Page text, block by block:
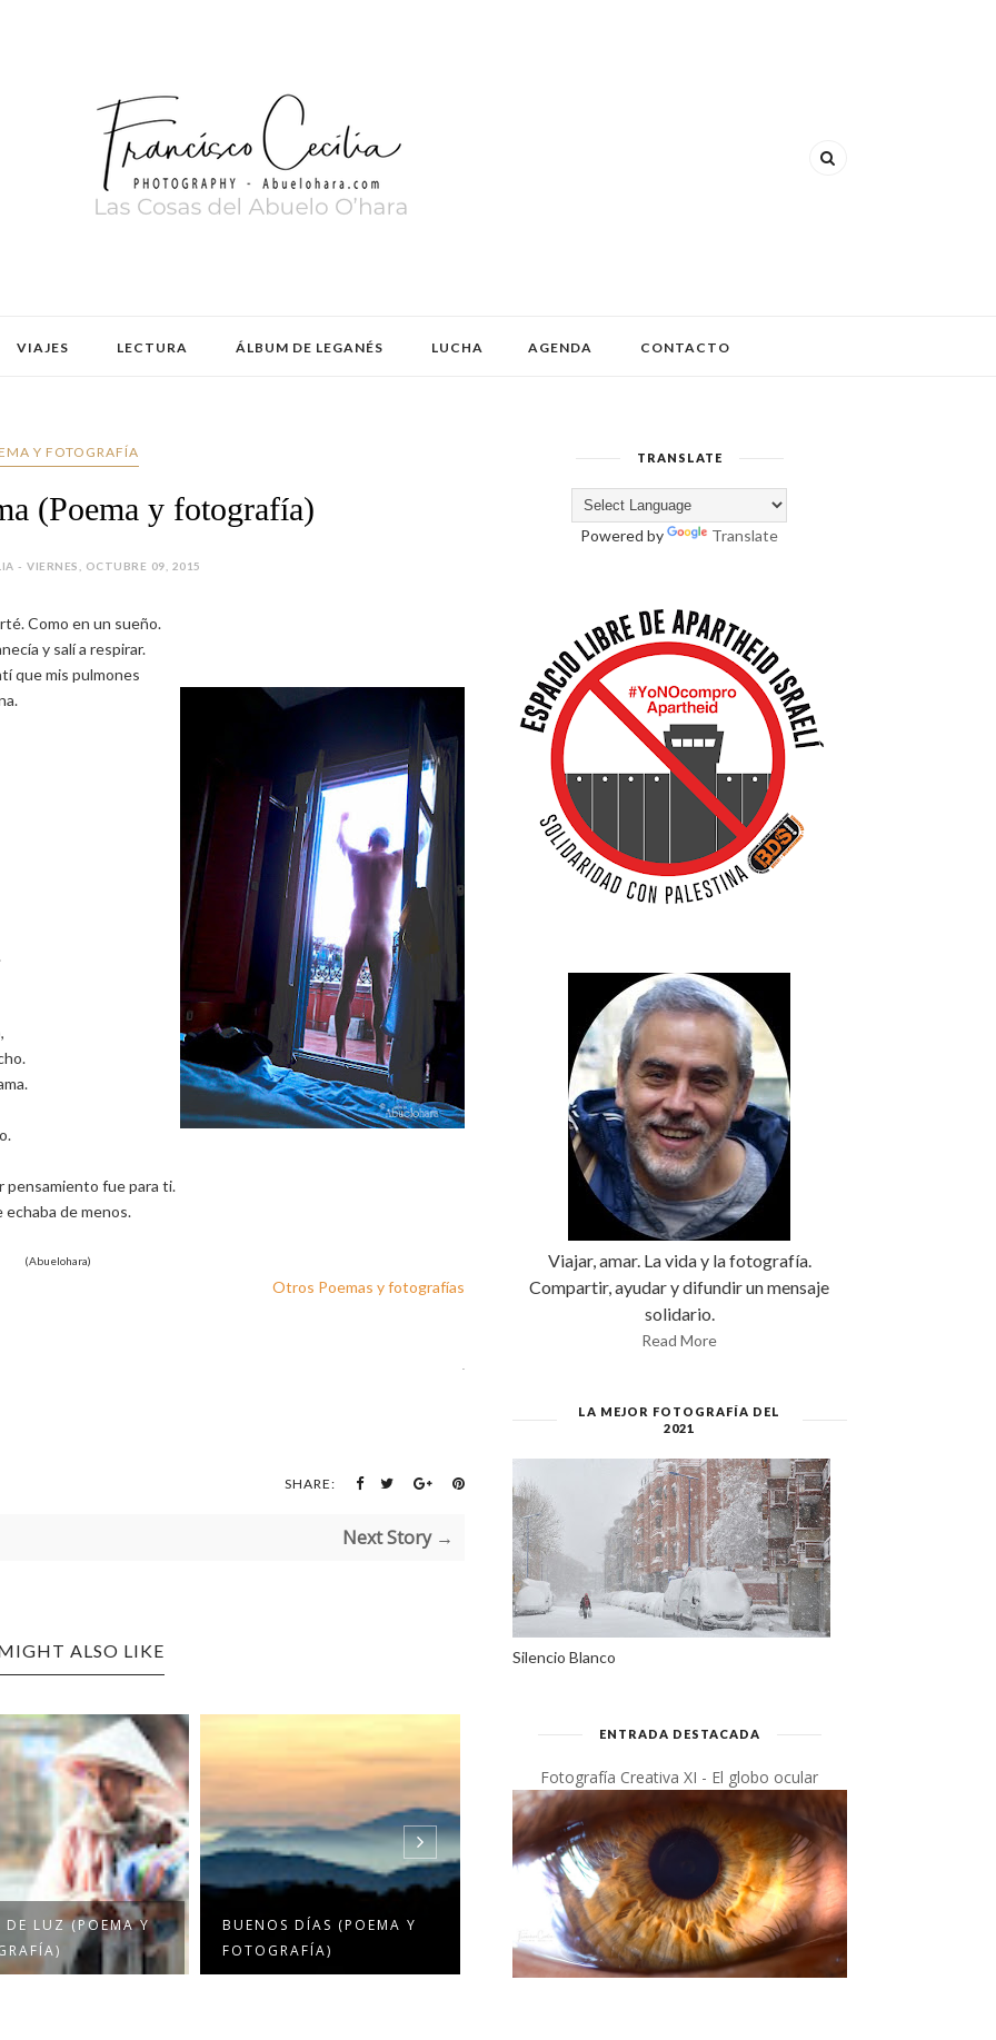
VIAJES LECTURA ÁLBUM DE LEGANÉS LUCHA AGENDA CONTACTO
Y FOTOGRAFÍA
(Poema y fotografía)
- VIERNES, OCTUBRE 09, 2015
Como en un sueño.
y salí a respirar.
que mis pulmones
pensamiento fue para ti.
echaba de menos.
(Abuelohara)
Otros Poemas y fotografías
SHARE:
Next Story →
ALSO LIKE
DE LUZ (POEMA Y
BUENOS DÍAS (POEMA Y
FOTOGRAFÍA)
¡ERES MÁS! (POEMA Y
FOTOGRAFÍA)
BRILLAR Y AMAR -
(POEMA Y FOTOGRAFÍ...
TRANSLATE
Powered by Translate
Viajar, amar. La vida y la fotografía.
Compartir, ayudar y difundir un mensaje
solidario.
Read More
LA MEJOR FOTOGRAFÍA DEL
2021
Silencio Blanco
ENTRADA DESTACADA
Fotografía Creativa XI - El globo ocular